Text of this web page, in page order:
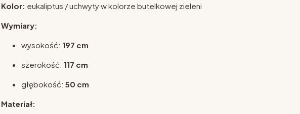
Kolor: eukaliptus / uchwyty w kolorze butelkowej zieleni
Wymiary:
wysokość: 197 cm
szerokość: 117 cm
głębokość: 50 cm
Materiał: